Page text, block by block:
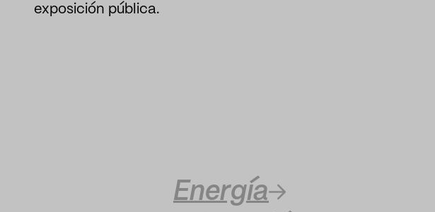
exposición pública.
Energía